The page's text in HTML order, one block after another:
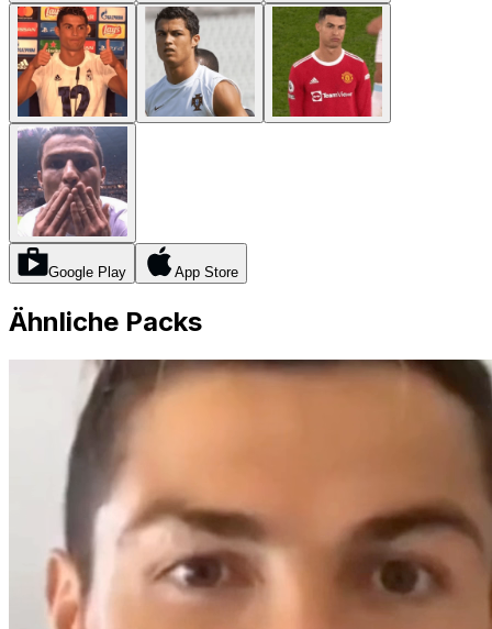
Google Play App Store
Ähnliche Packs